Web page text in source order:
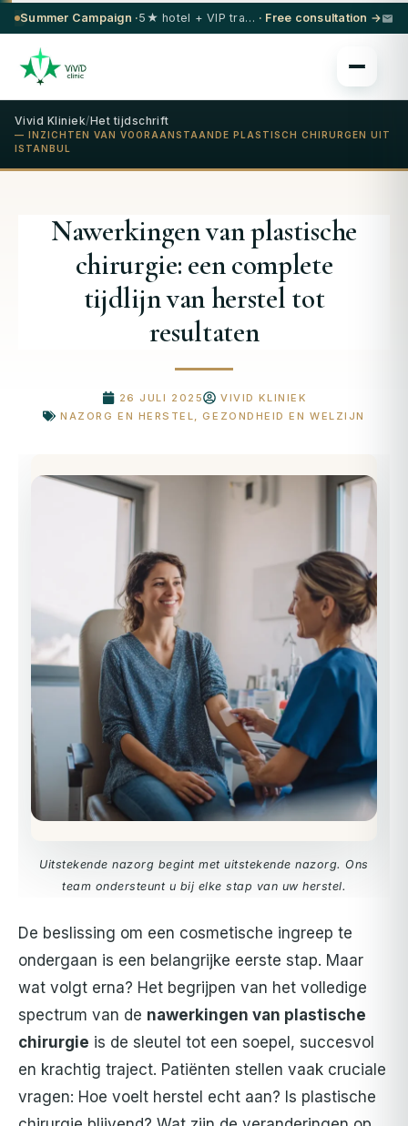
Summer Campaign · 5★ hotel + VIP transfer on select procedures · Free consultation →
Vivid Kliniek/Het tijdschrift
— INZICHTEN VAN VOORAANSTAANDE PLASTISCH CHIRURGEN UIT
ISTANBUL
Nawerkingen van plastische
chirurgie: een complete
tijdlijn van herstel tot
resultaten
26 JULI 2025
VIVID KLINIEK
NAZORG EN HERSTEL, GEZONDHEID EN WELZIJN
Uitstekende nazorg begint met uitstekende nazorg. Ons
team ondersteunt u bij elke stap van uw herstel.
De beslissing om een cosmetische ingreep te
ondergaan is een belangrijke eerste stap. Maar
wat volgt erna? Het begrijpen van het volledige
spectrum van de nawerkingen van plastische
chirurgie is de sleutel tot een soepel, succesvol
en krachtig traject. Patiënten stellen vaak cruciale
vragen: Hoe voelt herstel echt aan? Is plastische